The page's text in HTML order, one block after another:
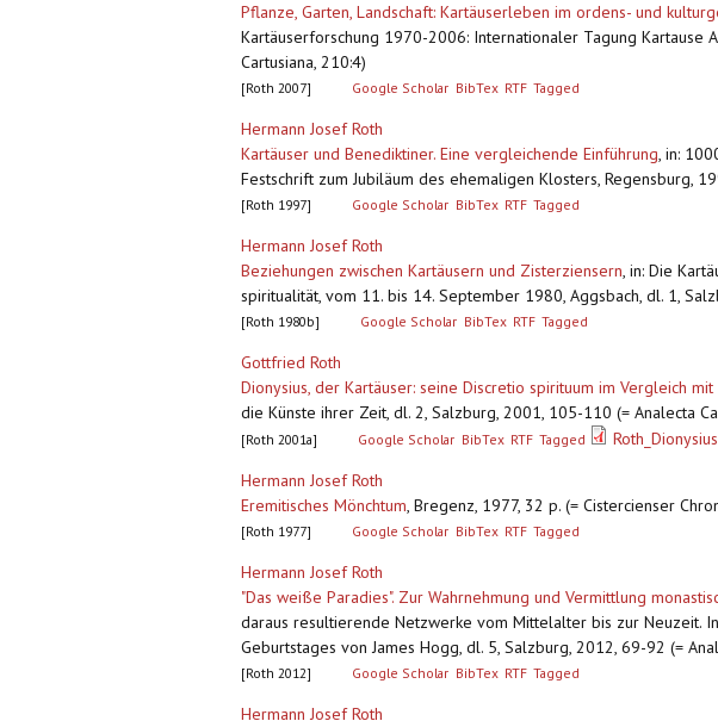
Pflanze, Garten, Landschaft: Kartäuserleben im ordens- und
Kartäuserforschung 1970-2006: Internationaler Tagung Kartause
Cartusiana, 210:4)
[Roth 2007] Google Scholar BibTex RTF Tagged
Hermann Josef Roth
Kartäuser und Benediktiner. Eine vergleichende Einführung, in:
Festschrift zum Jubiläum des ehemaligen Klosters, Regensburg,
[Roth 1997] Google Scholar BibTex RTF Tagged
Hermann Josef Roth
Beziehungen zwischen Kartäusern und Zisterziensern, in: Die
spiritualität, vom 11. bis 14. September 1980, Aggsbach, dl. 1,
[Roth 1980b] Google Scholar BibTex RTF Tagged
Gottfried Roth
Dionysius, der Kartäuser: seine Discretio spirituum im Vergleich
die Künste ihrer Zeit, dl. 2, Salzburg, 2001, 105-110 (= Analecta
[Roth 2001a] Google Scholar BibTex RTF Tagged
Hermann Josef Roth
Eremitisches Mönchtum, Bregenz, 1977, 32 p. (= Cistercienser
[Roth 1977] Google Scholar BibTex RTF Tagged
Hermann Josef Roth
"Das weiße Paradies". Zur Wahrnehmung und Vermittlung
daraus resultierende Netzwerke vom Mittelalter bis zur Neuzeit.
Geburtstages von James Hogg, dl. 5, Salzburg, 2012, 69-92 (=
[Roth 2012] Google Scholar BibTex RTF Tagged
Hermann Josef Roth